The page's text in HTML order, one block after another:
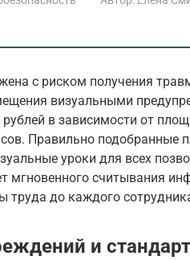
с риском получения
визуальными
в зависимости от
Правильно подобранные
уроки для всех
мгновенного считывания
труда до каждого
и